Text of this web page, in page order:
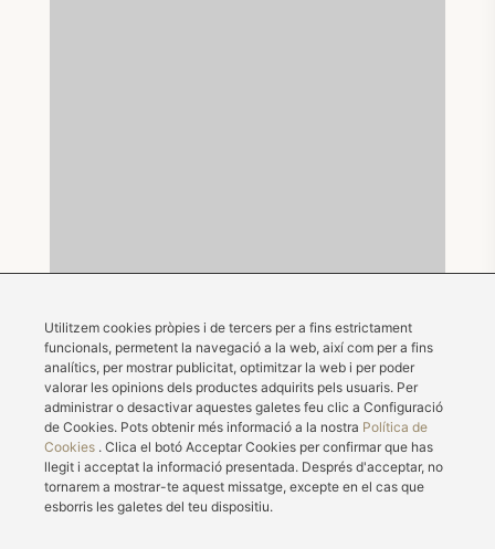
Utilitzem cookies pròpies i de tercers per a fins estrictament
funcionals, permetent la navegació a la web, així com per a fins
analítics, per mostrar publicitat, optimitzar la web i per poder
valorar les opinions dels productes adquirits pels usuaris. Per
administrar o desactivar aquestes galetes feu clic a Configuració
de Cookies. Pots obtenir més informació a la nostra Política de
Cookies . Clica el botó Acceptar Cookies per confirmar que has
llegit i acceptat la informació presentada. Després d'acceptar, no
tornarem a mostrar-te aquest missatge, excepte en el cas que
esborris les galetes del teu dispositiu.